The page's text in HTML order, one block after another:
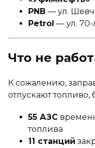
PNB — ул.
Petrol — ул. 70-
Что не
К сожалению,
отпускают
55 АЗС
топлива
11 станций